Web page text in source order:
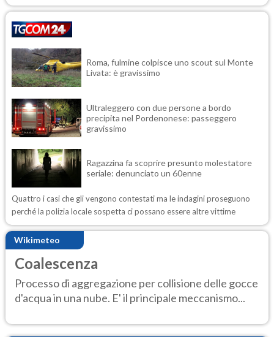
Roma, fulmine colpisce uno scout sul Monte
Livata: è gravissimo
Ultraleggero con due persone a bordo
precipita nel Pordenonese: passeggero
gravissimo
Ragazzina fa scoprire presunto molestatore
seriale: denunciato un 60enne
Quattro i casi che gli vengono contestati ma le indagini proseguono
perché la polizia locale sospetta ci possano essere altre vittime
Wikimeteo
Coalescenza
Processo di aggregazione per collisione delle gocce
d'acqua in una nube. E' il principale meccanismo...